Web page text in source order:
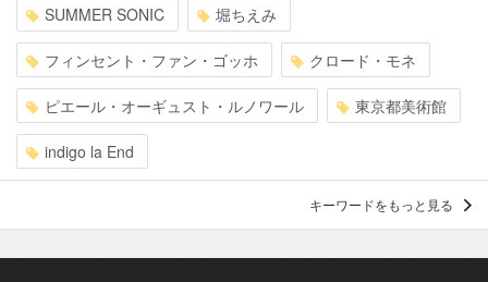
SUMMER SONIC 堀ちえみ
フィンセント・ファン・ゴッホ クロード・モネ
ピエール・オーギュスト・ルノワール 東京都美術館
indigo la End
キーワードをもっと見る